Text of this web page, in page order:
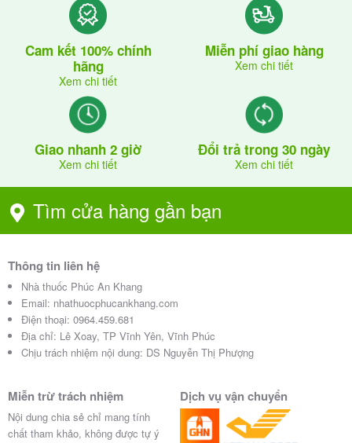
Cam kết 100% chính
hãng
Xem chi tiết
Miễn phí giao hàng
Xem chi tiết
Giao nhanh 2 giờ
Xem chi tiết
Đổi trả trong 30 ngày
Xem chi tiết
Tìm cửa hàng gần bạn
Thông tin liên hệ
Nhà thuốc Phúc An Khang
Email: nhathuocphucankhang.com
Điện thoại: 0964.459.681
Địa chỉ: Lê Xoay, TP Vĩnh Yên, Vĩnh Phúc
Chịu trách nhiệm nội dung: DS Nguyễn Thị Phượng
Miễn trừ trách nhiệm
Nội dung chia sẻ chỉ mang tính
chất tham khảo, không được tự ý
Dịch vụ vận chuyển